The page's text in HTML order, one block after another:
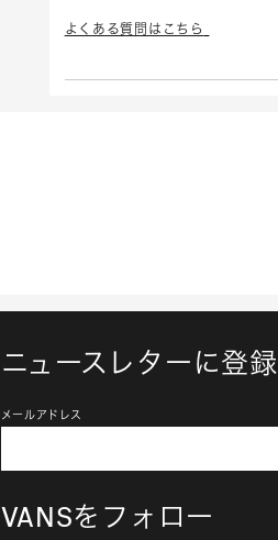
よくある質問はこちら
VANSをフォロー
ニュースレターに登録
メールアドレス